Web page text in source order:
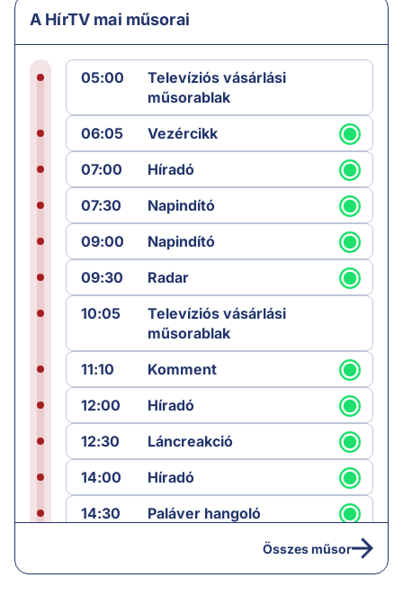
A HírTV mai műsorai
05:00
Televíziós vásárlási
műsorablak
06:05
Vezércikk
07:00
Híradó
07:30
Napindító
09:00
Napindító
09:30
Radar
10:05
Televíziós vásárlási
műsorablak
11:10
Komment
12:00
Híradó
12:30
Láncreakció
14:00
Híradó
14:30
Paláver hangoló
Összes műsor